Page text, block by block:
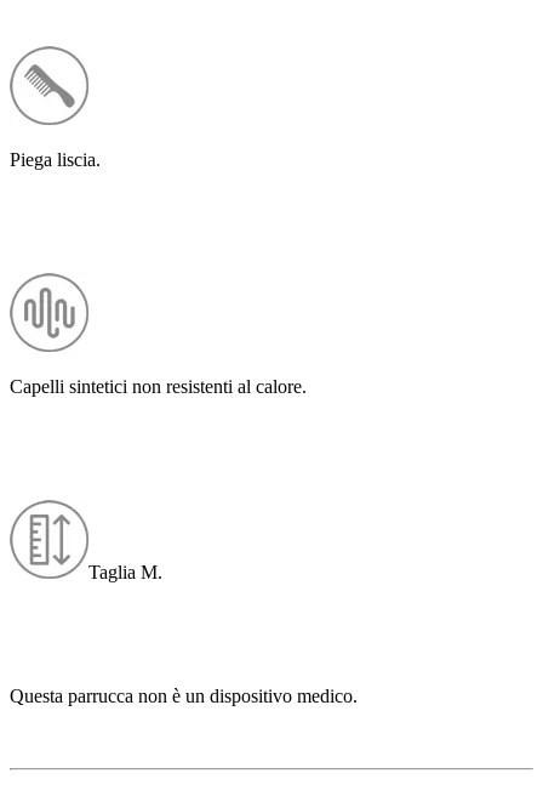
Piega liscia.
Capelli sintetici non resistenti al calore.
Taglia M.
Questa parrucca non è un dispositivo medico.